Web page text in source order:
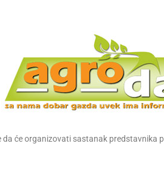
će organizovati sastanak predstavnika